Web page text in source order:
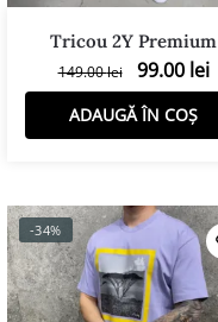
Tricou 2Y Premium
149.00lei 99.00 lei
ADAUGĂ ÎN COȘ
-34%